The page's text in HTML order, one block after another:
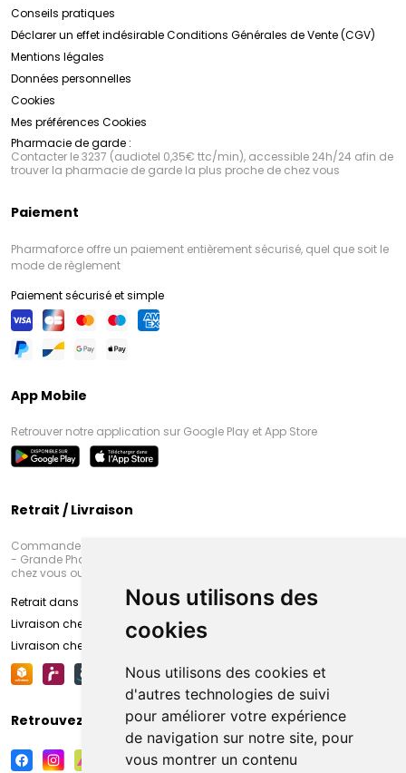
Nous utilisons des
cookies
Nous utilisons des cookies et
d'autres technologies de suivi
pour améliorer votre expérience
de navigation sur notre site, pour
vous montrer un contenu
Conseils pratiques
Déclarer un effet indésirableConditions Générales de Vente (CGV)
Mentions légales
Données personnelles
Cookies
Mes préférences Cookies
Pharmacie de garde :
Contacter le 3237 (audiotel 0,35€ ttc/min), accessible 24h/24 afin de
trouver la pharmacie de garde la plus proche de chez vous
Paiement
Pharmaforce offre un paiement entièrement sécurisé, quel que soit le
mode de règlement
Paiement sécurisé et simple
App Mobile
Retrouver notre application sur Google Play et App Store
Retrait / Livraison
Commandez en ligne et venez chercher votre commande à Amiens
- Grande Pharmacie d’Amiens (Fachon) ou recevez-là rapidement
chez vous ou en point retrait
Retrait dans la pharmacie d’Amiens
Livraison chez vous
Livraison chez votre commerçant
Retrouvez-nous sur vos réseaux sociaux